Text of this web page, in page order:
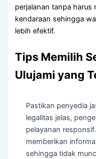
perjalanan tanpa harus
kendaraan sehingga
lebih efektif.
Tips Memilih
Ulujami yang
Pastikan penyedia
legalitas jelas,
pelayanan
memberikan
sehingga tidak